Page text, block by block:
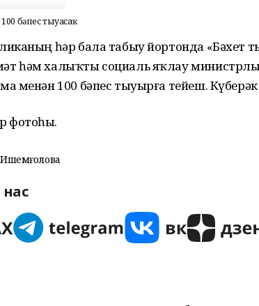
бәпес тыуасаҡ
һәр бала табыу йортонда «Бәхет
һәм халыҡты социаль яҡлау
менән 100 бәпес тыуырға тейеш.
фотоһы.
Ишемғолова